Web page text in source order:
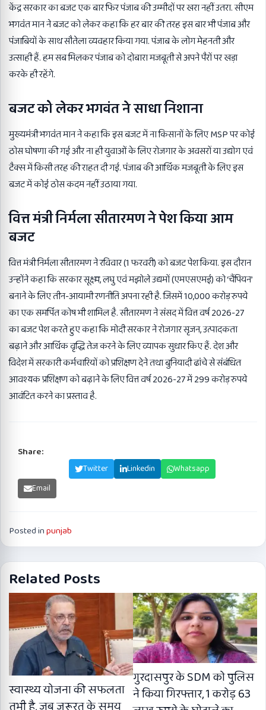
केंद्र सरकार का बजट एक बार फिर पंजाब की उम्मीदों पर खरा नहीं उतरा. सीएम
भगवंत मान ने बजट को लेकर कहा कि हर बार की तरह इस बार भी पंजाब और
पंजाबियों के साथ सौतेला व्यवहार किया गया. पंजाब के लोग मेहनती और
उत्साही हैं. हम सब मिलकर पंजाब को दोबारा मजबूती से अपने पैरों पर खड़ा
करके ही रहेंगे.
बजट को लेकर भगवंत ने साधा निशाना
मुख्यमंत्रीभगवंत मानने कहा कि इस बजट में ना किसानों के लिए MSP पर कोई
ठोस घोषणा की गई और ना ही युवाओं के लिए रोजगार के अवसरों या उद्योग एवं
टैक्स में किसी तरह की राहत दी गई. पंजाब की आर्थिक मजबूती के लिए इस
बजट में कोई ठोस कदम नहीं उठाया गया.
वित्त मंत्री निर्मला सीतारमण ने पेश किया आम
बजट
वित्त मंत्री निर्मला सीतारमण ने रविवार (1 फरवरी) को बजट पेश किया. इस दौरान
उन्होंने कहा कि सरकार सूक्ष्म, लघु एवं मझोले उद्यमों (एमएसएमई) को ‘चैंपियन’
बनाने के लिए तीन-आयामी रणनीति अपना रही है. जिसमें 10,000 करोड़ रुपये
का एक समर्पित कोष भी शामिल है. सीतारमण ने संसद में वित्त वर्ष 2026-27
काबजटपेश करते हुए कहा कि मोदी सरकार ने रोजगार सृजन, उत्पादकता
बढ़ाने और आर्थिक वृद्धि तेज करने के लिए व्यापक सुधार किए हैं. देश और
विदेश में सरकारी कर्मचारियों को प्रशिक्षण देने तथा बुनियादी ढांचे से संबंधित
आवश्यक प्रशिक्षण को बढ़ाने के लिए वित्त वर्ष 2026-27 में 299 करोड़ रुपये
आवंटित करने का प्रस्ताव है.
Share:
Twitter Linkedin
Whatsapp
Email
Posted inpunjab
Related Posts
स्वास्थ्य योजना की सफलता
गुरदासपुर के SDM को पुलिस
ने किया गिरफ्तार, 1 करोड़ 63